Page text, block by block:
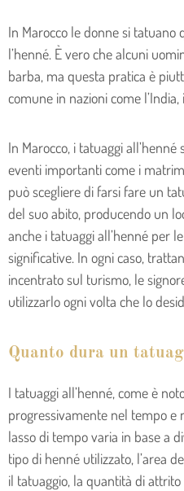
In Marocco le donne si tatuano
l’henné. È vero che alcuni
barba, ma questa pratica è
comune in nazioni come
In Marocco, i tatuaggi
eventi importanti come i
può scegliere di farsi fare un
del suo abito, producendo un
anche i tatuaggi all’henné per
significative. In ogni caso,
incentrato sul turismo, le
utilizzarlo ogni volta che lo
Quanto dura un
I tatuaggi all’henné, come è
progressivamente nel tempo e
lasso di tempo varia in base a
tipo di henné utilizzato, l’area
il tatuaggio, la quantità di